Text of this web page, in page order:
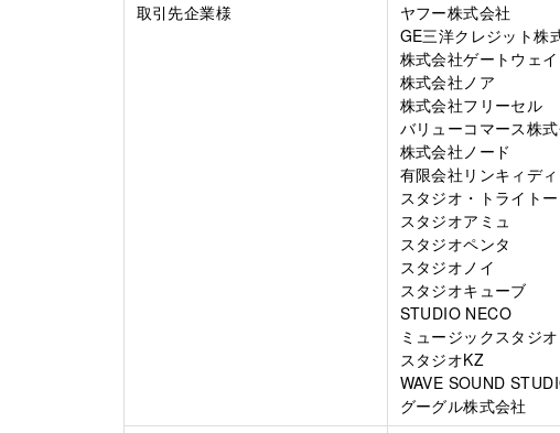
取引先企業様
ヤフー株式会社
GE三洋クレジット株
株式会社ゲートウェ
株式会社ノア
株式会社フリーセル
バリューコマース株
株式会社ノード
有限会社リンキィデ
スタジオ・トライト
スタジオアミュ
スタジオペンタ
スタジオノイ
スタジオキューブ
STUDIO NECO
ミュージックスタジ
スタジオKZ
WAVE SOUND
グーグル株式会社